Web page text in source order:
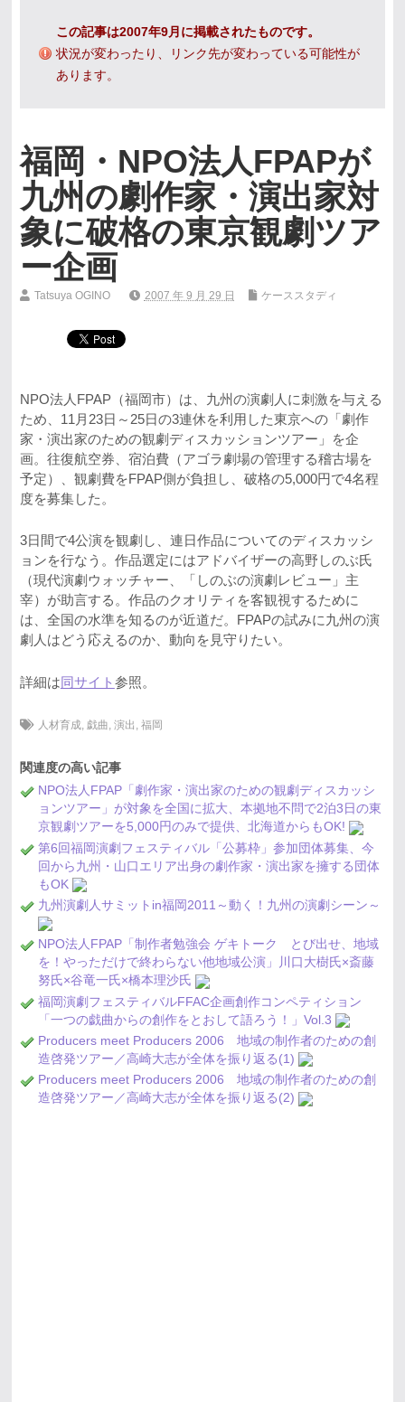
この記事は2007年9月に掲載されたものです。
状況が変わったり、リンク先が変わっている可能性が
あります。
福岡・NPO法人FPAPが
九州の劇作家・演出家対
象に破格の東京観劇ツア
ー企画
Tatsuya OGINO 2007 年 9 月 29 日 ケーススタディ
NPO法人FPAP（福岡市）は、九州の演劇人に刺激を与える
ため、11月23日～25日の3連休を利用した東京への「劇作
家・演出家のための観劇ディスカッションツアー」を企
画。往復航空券、宿泊費（アゴラ劇場の管理する稽古場を
予定）、観劇費をFPAP側が負担し、破格の5,000円で4名程
度を募集した。
3日間で4公演を観劇し、連日作品についてのディスカッシ
ョンを行なう。作品選定にはアドバイザーの高野しのぶ氏
（現代演劇ウォッチャー、「しのぶの演劇レビュー」主
宰）が助言する。作品のクオリティを客観視するために
は、全国の水準を知るのが近道だ。FPAPの試みに九州の演
劇人はどう応えるのか、動向を見守りたい。
詳細は同サイト 参照。
人材育成, 戯曲, 演出 , 福岡
関連度の高い記事
NPO法人FPAP「劇作家・演出家のための観劇ディスカッシ
ョンツアー」が対象を全国に拡大、本拠地不問で2泊3日の東
京観劇ツアーを5,000円のみで提供、北海道からもOK!
第6回福岡演劇フェスティバル「公募枠」参加団体募集、今
回から九州・山口エリア出身の劇作家・演出家を擁する団体
もOK
九州演劇人サミットin福岡2011～動く！九州の演劇シーン～
NPO法人FPAP「制作者勉強会 ゲキトーク とび出せ、地域
を！やっただけで終わらない他地域公演」川口大樹氏×斎藤
努氏×谷竜一氏×橋本理沙氏
福岡演劇フェスティバルFFAC企画創作コンペティション
「一つの戯曲からの創作をとおして語ろう！」Vol.3
Producers meet Producers 2006 地域の制作者のための創
造啓発ツアー／高崎大志が全体を振り返る(1)
Producers meet Producers 2006 地域の制作者のための創
造啓発ツアー／高崎大志が全体を振り返る(2)